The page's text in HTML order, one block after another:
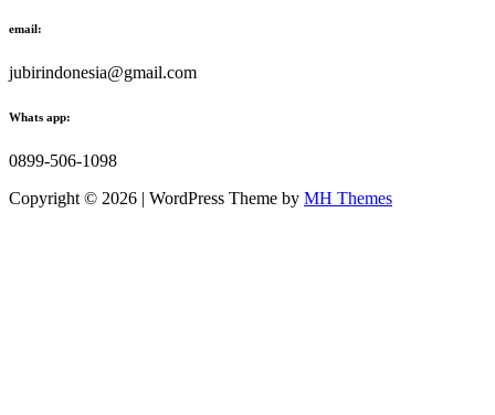
email:
jubirindonesia@gmail.com
Whats app:
0899-506-1098
Copyright © 2026 | WordPress Theme by MH Themes